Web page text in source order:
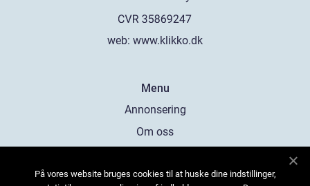
web: www.klikko.dk
Menu
Annonsering
Om oss
Kontakta oss
På vores website bruges cookies til at huske dine indstillinger,